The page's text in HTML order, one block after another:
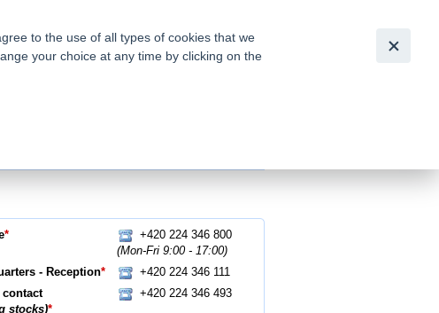
out for
facilitation of
*
+420 224 346 800
(Mon-Fri 9:00 - 17:00)
- Reception*
+420 224 346 111
stocks)*
+420 224 346 493
to the use of all types of cookies that we
your choice at any time by clicking on the